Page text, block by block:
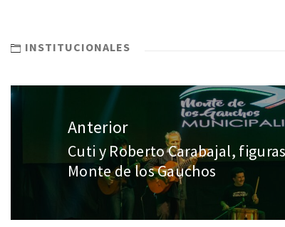
INSTITUCIONALES
Anterior
Cuti y Roberto Carabajal,
Monte de los Gauchos